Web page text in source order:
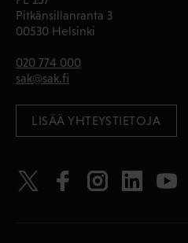
Pitkänsillanranta 3
00530 Helsinki
020 774 000
sak@sak.fi
LISÄÄ YHTEYSTIETOJA